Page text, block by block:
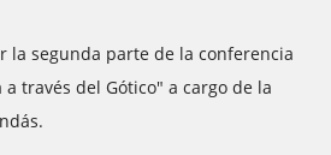
la segunda parte de la conferencia
través del Gótico" a cargo de la